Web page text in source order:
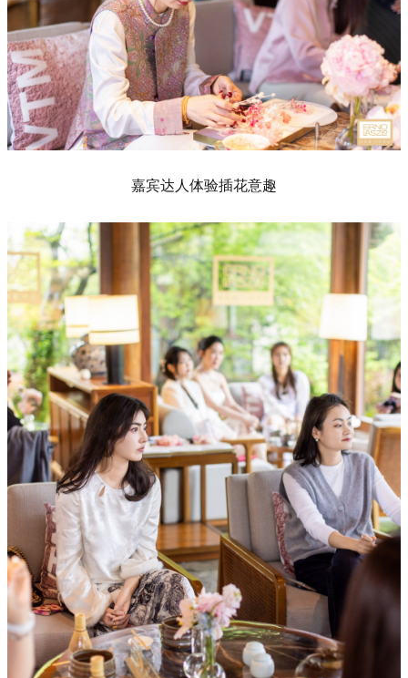
嘉宾达人体验插花意趣